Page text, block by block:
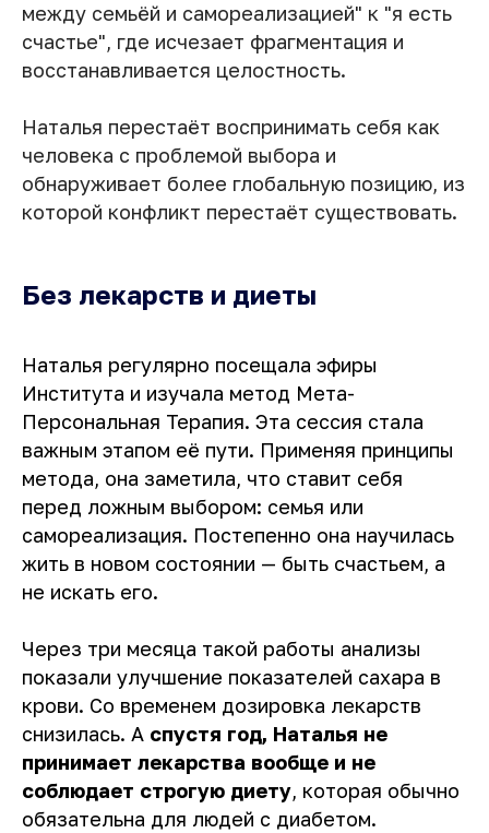
между семьёй и самореализацией" к "я есть
счастье", где исчезает фрагментация и
восстанавливается целостность.
Наталья перестаёт воспринимать себя как
человека с проблемой выбора и
обнаруживает более глобальную позицию, из
которой конфликт перестаёт существовать.
Без лекарств и диеты
Наталья регулярно посещала эфиры
Института и изучала метод Мета-
Персональная Терапия. Эта сессия стала
важным этапом её пути. Применяя принципы
метода, она заметила, что ставит себя
перед ложным выбором: семья или
самореализация. Постепенно она научилась
жить в новом состоянии — быть счастьем, а
не искать его.
Через три месяца такой работы анализы
показали улучшение показателей сахара в
крови. Со временем дозировка лекарств
снизилась. А спустя год, Наталья не
принимает лекарства вообще и не
соблюдает строгую диету, которая обычно
обязательна для людей с диабетом.
Зажат крестец
Острая боль в шее
за 12 минут
за 7 минут
От зажатости и боли к свободному
движению и кайфу
От боли и жжения к теплу объятий
и свободе движения